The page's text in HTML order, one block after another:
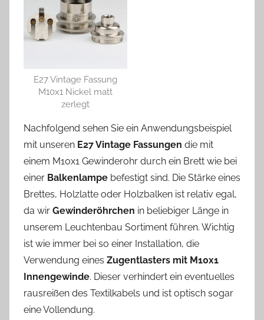
E27 Vintage Fassung
M10x1 Nickel matt
zerlegt
Nachfolgend sehen Sie ein Anwendungsbeispiel
mit unseren E27 Vintage Fassungen die mit
einem M10x1 Gewinderohr durch ein Brett wie bei
einer Balkenlampe befestigt sind. Die Stärke eines
Brettes, Holzlatte oder Holzbalken ist relativ egal,
da wir Gewinderöhrchen in beliebiger Länge in
unserem Leuchtenbau Sortiment führen. Wichtig
ist wie immer bei so einer Installation, die
Verwendung eines Zugentlasters mit M10x1
Innengewinde. Dieser verhindert ein eventuelles
rausreißen des Textilkabels und ist optisch sogar
eine Vollendung.